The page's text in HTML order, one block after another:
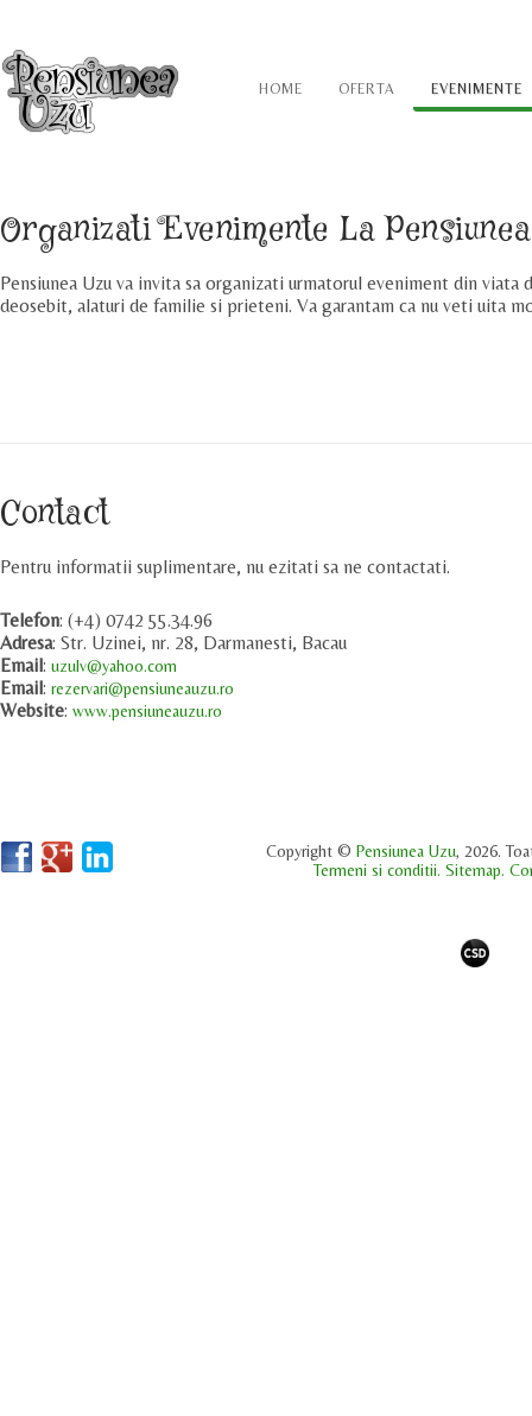
HOME OFERTA EVENIMENTE
Organizati Evenimente La
Pensiunea Uzu va invita sa organizati urmatorul eveniment din viata
deosebit, alaturi de familie si prieteni. Va garantam ca nu veti uita
Contact
Pentru informatii suplimentare, nu ezitati sa ne contactati.
Telefon: (+4) 0742 55.34.96
Adresa: Str. Uzinei, nr. 28, Darmanesti, Bacau
Email: uzulv@yahoo.com
Email: rezervari@pensiuneauzu.ro
Website: www.pensiuneauzu.ro
Copyright © Pensiunea Uzu, 2026.
Termeni si conditii. Sitemap.